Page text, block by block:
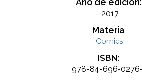
Año de edición:
2017
Materia
Comics
ISBN:
978-84-696-